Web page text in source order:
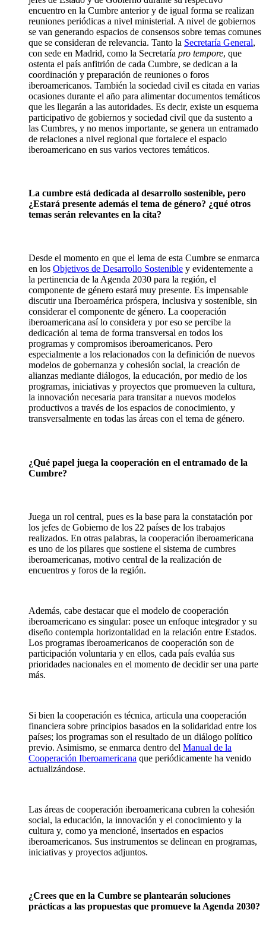
encuentro en la Cumbre anterior y de igual forma se realizan
reuniones periódicas a nivel ministerial. A nivel de gobiernos
se van generando espacios de consensos sobre temas comunes
que se consideran de relevancia. Tanto la Secretaría General,
con sede en Madrid, como la Secretaría pro tempore, que
ostenta el país anfitrión de cada Cumbre, se dedican a la
coordinación y preparación de reuniones o foros
iberoamericanos. También la sociedad civil es citada en varias
ocasiones durante el año para alimentar documentos temáticos
que les llegarán a las autoridades. Es decir, existe un esquema
participativo de gobiernos y sociedad civil que da sustento a
las Cumbres, y no menos importante, se genera un entramado
de relaciones a nivel regional que fortalece el espacio
iberoamericano en sus varios vectores temáticos.
La cumbre está dedicada al desarrollo sostenible, pero
¿Estará presente además el tema de género? ¿qué otros
temas serán relevantes en la cita?
Desde el momento en que el lema de esta Cumbre se enmarca
en los Objetivos de Desarrollo Sostenible y evidentemente a
la pertinencia de la Agenda 2030 para la región, el
componente de género estará muy presente. Es impensable
discutir una Iberoamérica próspera, inclusiva y sostenible, sin
considerar el componente de género. La cooperación
iberoamericana así lo considera y por eso se percibe la
dedicación al tema de forma transversal en todos los
programas y compromisos iberoamericanos. Pero
especialmente a los relacionados con la definición de nuevos
modelos de gobernanza y cohesión social, la creación de
alianzas mediante diálogos, la educación, por medio de los
programas, iniciativas y proyectos que promueven la cultura,
la innovación necesaria para transitar a nuevos modelos
productivos a través de los espacios de conocimiento, y
transversalmente en todas las áreas con el tema de género.
¿Qué papel juega la cooperación en el entramado de la
Cumbre?
Juega un rol central, pues es la base para la constatación por
los jefes de Gobierno de los 22 países de los trabajos
realizados. En otras palabras, la cooperación iberoamericana
es uno de los pilares que sostiene el sistema de cumbres
iberoamericanas, motivo central de la realización de
encuentros y foros de la región.
Además, cabe destacar que el modelo de cooperación
iberoamericano es singular: posee un enfoque integrador y su
diseño contempla horizontalidad en la relación entre Estados.
Los programas iberoamericanos de cooperación son de
participación voluntaria y en ellos, cada país evalúa sus
prioridades nacionales en el momento de decidir ser una parte
más.
Si bien la cooperación es técnica, articula una cooperación
financiera sobre principios basados en la solidaridad entre los
países; los programas son el resultado de un diálogo político
previo. Asimismo, se enmarca dentro del Manual de la
Cooperación Iberoamericana que periódicamente ha venido
actualizándose.
Las áreas de cooperación iberoamericana cubren la cohesión
social, la educación, la innovación y el conocimiento y la
cultura y, como ya mencioné, insertados en espacios
iberoamericanos. Sus instrumentos se delinean en programas,
iniciativas y proyectos adjuntos.
¿Crees que en la Cumbre se plantearán soluciones
prácticas a las propuestas que promueve la Agenda 2030?